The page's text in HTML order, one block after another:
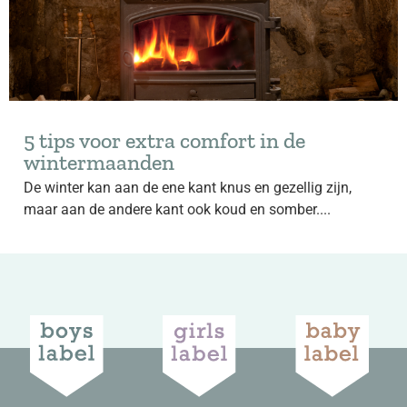
5 tips voor extra comfort in de
wintermaanden
De winter kan aan de ene kant knus en gezellig zijn,
maar aan de andere kant ook koud en somber....